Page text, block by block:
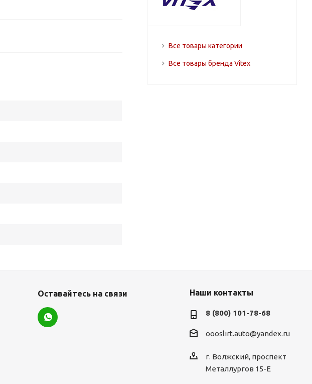
Все товары категории
Все товары бренда Vitex
Оставайтесь на связи Наши контакты
8 (800) 101-78-68
oooslirt.auto@yandex.ru
г. Волжский, проспект
Металлургов 15-Е